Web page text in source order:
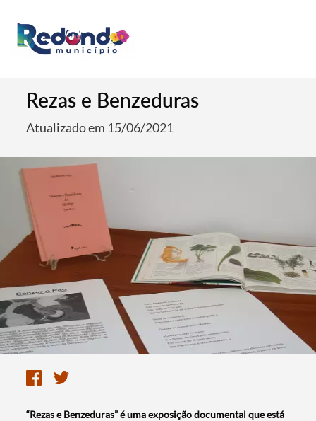
Rezas e Benzeduras
Atualizado em 15/06/2021
“Rezas e Benzeduras” é uma exposição documental que está